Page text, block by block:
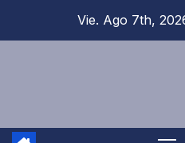
Vie. Ago 7th,